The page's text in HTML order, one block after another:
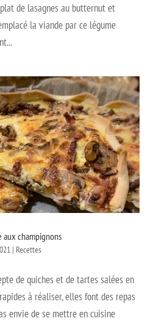
de lasagnes au butternut et
la viande par ce légume
champignons
| Recettes
de quiches et de tartes salées en
à réaliser, elles font des repas
envie de se mettre en cuisine